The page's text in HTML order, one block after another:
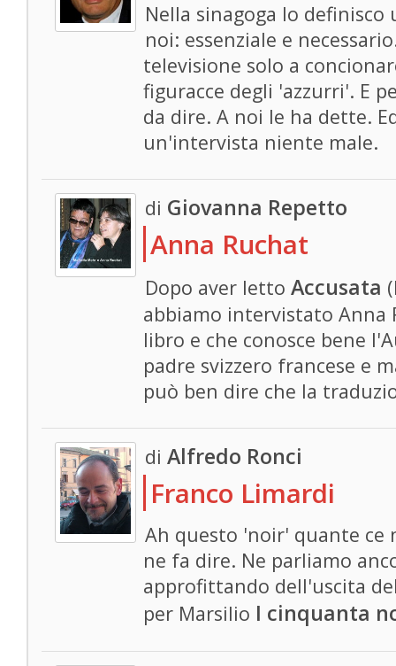
Nella sinagoga lo
noi: essenziale e
televisione solo a
figuracce degli 'azzurri'. E
da dire. A noi le ha dette.
un'intervista niente male.
di Giovanna Repetto
Anna Ruchat
Dopo aver letto Accusata
abbiamo intervistato
libro e che conosce bene
padre svizzero francese e
può ben dire che la
di Alfredo Ronci
Franco Limardi
Ah questo 'noir' quante ce
ne fa dire. Ne parliamo
approfittando dell'uscita
per Marsilio I cinquanta